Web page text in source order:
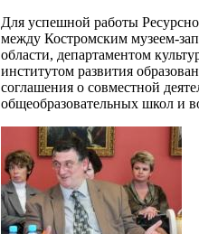
Для успешной работы
между Костромским музеем-
области, департаментом
институтом развития
соглашения о совместной
общеобразовательных школ и